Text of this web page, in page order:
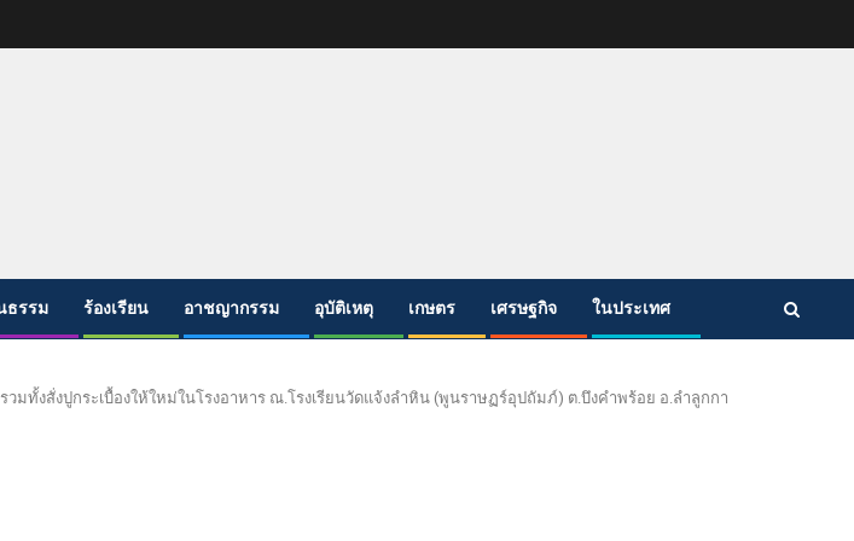
ธรรม ร้องเรียน อาชญากรรม อุบัติเหตุ เกษตร เศรษฐกิจ ในประเทศ
ทั้งสั่งปูกระเบื้องให้ใหม่ในโรงอาหาร ณ.โรงเรียนวัดแจ้งลำหิน (พูนราษฏร์อุปถัมภ์) ต.บึงคำพร้อย อ.ลำลูกกา